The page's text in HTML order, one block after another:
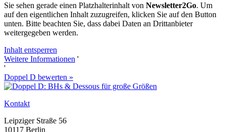
Sie sehen gerade einen Platzhalterinhalt von Newsletter2Go. Um
auf den eigentlichen Inhalt zuzugreifen, klicken Sie auf den Button
unten. Bitte beachten Sie, dass dabei Daten an Drittanbieter
weitergegeben werden.
Inhalt entsperren
Weitere Informationen '
'
Doppel D bewerten »
Kontakt
Leipziger Straße 56
10117 Berlin